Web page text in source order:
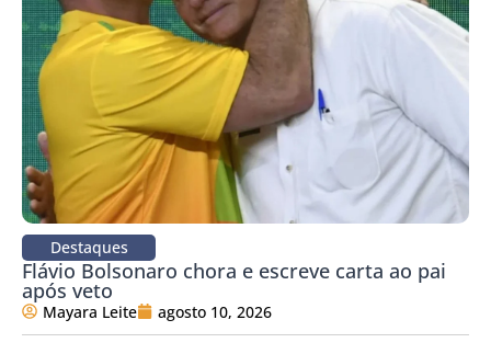
Destaques
Flávio Bolsonaro chora e escreve carta ao pai
após veto
Mayara Leite agosto 10, 2026